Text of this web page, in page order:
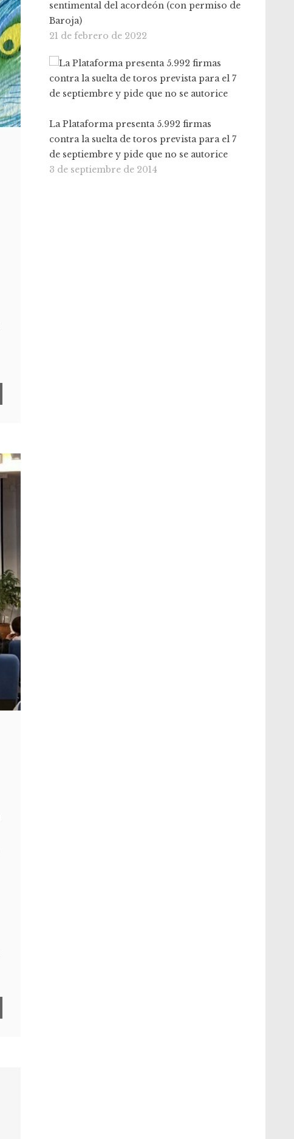
sentimental del acordeón (con permiso de
Baroja)
21 de febrero de 2022
La Plataforma presenta 5.992 firmas
contra la suelta de toros prevista para el 7
de septiembre y pide que no se autorice
3 de septiembre de 2014